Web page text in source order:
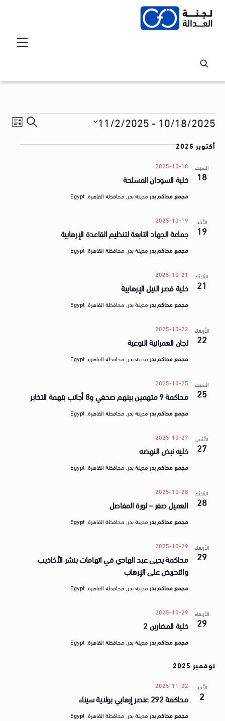
Skip
Events
Events
S
ق
ا
10/18/2025
-
11/2/2025
e
أكتوبر 2025
السبت
18 خلية السودان المسلحة
2025-10-18
مجمع محاكم بدر مدينة بدر, محافظة القاهرة, Egypt
الأحد
19 جماعة الجهاد التابعة لتنظيم القاعدة الإرهابية
2025-10-19
مجمع محاكم بدر مدينة بدر, محافظة القاهرة, Egypt
الثلاثاء
21 خلية قصر النيل الإرهابية
2025-10-21
مجمع محاكم بدر مدينة بدر, محافظة القاهرة, Egypt
الأربعاء
22 لجان العمرانية النوعية
2025-10-22
مجمع محاكم بدر مدينة بدر, محافظة القاهرة, Egypt
السبت
25 محاكمة 9 متهمين بينهم صحفي و8 أجانب بتهمة التخابر
2025-10-25
مجمع محاكم بدر مدينة بدر, محافظة القاهرة, Egypt
الأثنين
27 خليه نبض النهضه
2025-10-27
مجمع محاكم بدر مدينة بدر, محافظة القاهرة, Egypt
الثلاثاء
28 العميل صفر – ثورة المفاصل
2025-10-28
مجمع محاكم بدر مدينة بدر, محافظة القاهرة, Egypt
الأربعاء
29
محاكمة يحيى عبد الهادي في اتهامات بنشر الأكاذيب
والتحريض على الإرهاب
2025-10-29
مجمع محاكم بدر مدينة بدر, محافظة القاهرة, Egypt
الأربعاء
29 خلية المضارين 2
2025-10-29
مجمع محاكم بدر مدينة بدر, محافظة القاهرة, Egypt
نوفمبر 2025
الأحد
2 محاكمة 292 عنصر إرهابي بولاية سيناء
2025-11-02
مجمع محاكم بدر مدينة بدر, محافظة القاهرة, Egypt